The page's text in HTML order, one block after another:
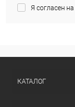
Я согласен на
КАТАЛОГ